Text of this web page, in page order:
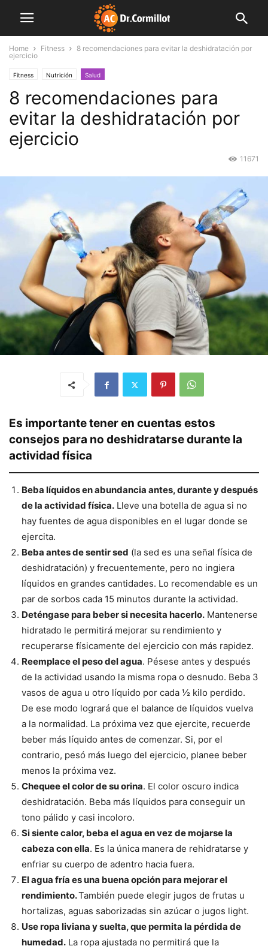
Home Fitness
8 recomendaciones para evitar la deshidratación por
ejercicio
Fitness Nutrición Salud
8 recomendaciones para
evitar la deshidratación por
ejercicio
11671
Es importante tener en cuentas estos
consejos para no deshidratarse durante la
actividad física
Beba líquidos en abundancia antes, durante y después
de la actividad física. Lleve una botella de agua si no
hay fuentes de agua disponibles en el lugar donde se
ejercita.
Beba antes de sentir sed (la sed es una señal física de
deshidratación) y frecuentemente, pero no ingiera
líquidos en grandes cantidades. Lo recomendable es un
par de sorbos cada 15 minutos durante la actividad.
Deténgase para beber si necesita hacerlo. Mantenerse
hidratado le permitirá mejorar su rendimiento y
recuperarse físicamente del ejercicio con más rapidez.
Reemplace el peso del agua. Pésese antes y después
de la actividad usando la misma ropa o desnudo. Beba 3
vasos de agua u otro líquido por cada ½ kilo perdido.
De ese modo logrará que el balance de líquidos vuelva
a la normalidad. La próxima vez que ejercite, recuerde
beber más líquido antes de comenzar. Si, por el
contrario, pesó más luego del ejercicio, planee beber
menos la próxima vez.
Chequee el color de su orina. El color oscuro indica
deshidratación. Beba más líquidos para conseguir un
tono pálido y casi incoloro.
Si siente calor, beba el agua en vez de mojarse la
cabeza con ella. Es la única manera de rehidratarse y
enfriar su cuerpo de adentro hacia fuera.
El agua fría es una buena opción para mejorar el
rendimiento.También puede elegir jugos de frutas u
hortalizas, aguas saborizadas sin azúcar o jugos light.
Use ropa liviana y suelta, que permita la pérdida de
humedad. La ropa ajustada no permitirá que la